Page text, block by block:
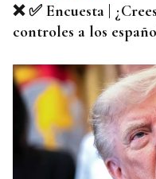
❌ ✅ Encuesta |
controles a los